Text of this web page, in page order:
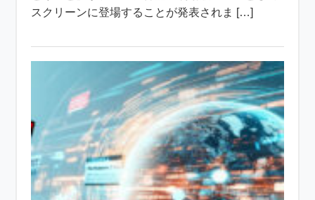
スクリーンに登場することが発表されま […]